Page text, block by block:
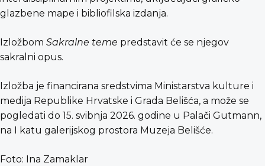
glazbene mape i bibliofilska izdanja.
Izložbom Sakralne teme predstavit će se njegov
sakralni opus.
Izložba je financirana sredstvima Ministarstva kulture i
medija Republike Hrvatske i Grada Belišća, a može se
pogledati do 15. svibnja 2026. godine u Palači Gutmann,
na I katu galerijskog prostora Muzeja Belišće.
Foto: Ina Zamaklar